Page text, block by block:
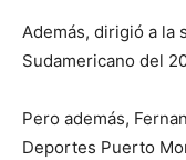
Además, dirigió a la
Sudamericano del
Pero además,
Deportes Puerto